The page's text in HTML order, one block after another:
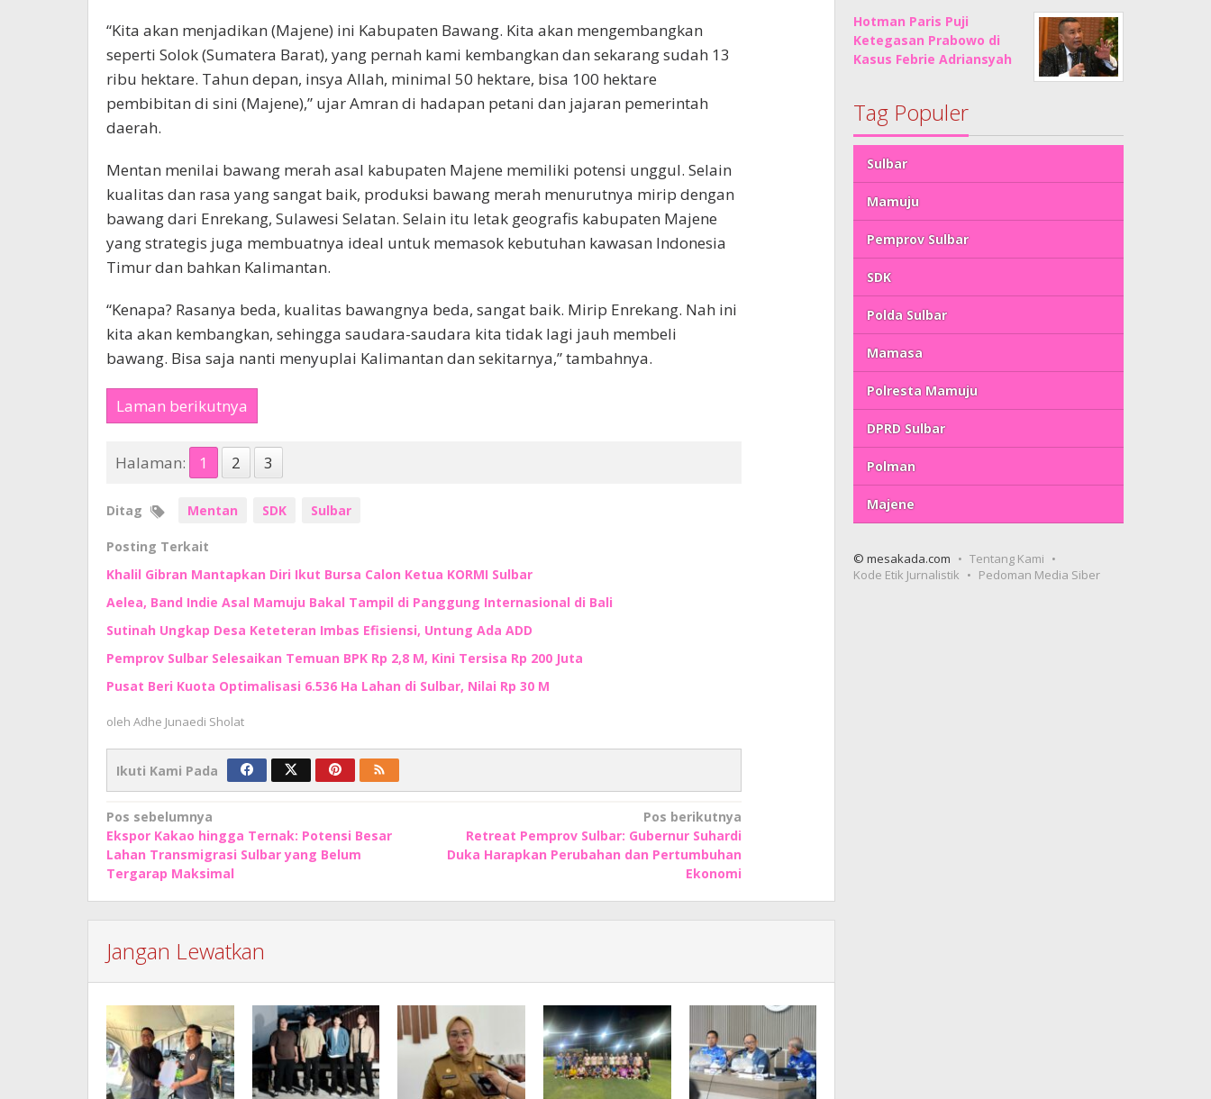
“Kita akan menjadikan (Majene) ini Kabupaten Bawang. Kita akan mengembangkan
seperti Solok (Sumatera Barat), yang pernah kami kembangkan dan sekarang sudah 13
ribu hektare. Tahun depan, insya Allah, minimal 50 hektare, bisa 100 hektare
pembibitan di sini (Majene),” ujar Amran di hadapan petani dan jajaran pemerintah
daerah.
Mentan menilai bawang merah asal kabupaten Majene memiliki potensi unggul. Selain
kualitas dan rasa yang sangat baik, produksi bawang merah menurutnya mirip dengan
bawang dari Enrekang, Sulawesi Selatan. Selain itu letak geografis kabupaten Majene
yang strategis juga membuatnya ideal untuk memasok kebutuhan kawasan Indonesia
Timur dan bahkan Kalimantan.
“Kenapa? Rasanya beda, kualitas bawangnya beda, sangat baik. Mirip Enrekang. Nah ini
kita akan kembangkan, sehingga saudara-saudara kita tidak lagi jauh membeli
bawang. Bisa saja nanti menyuplai Kalimantan dan sekitarnya,” tambahnya.
Laman berikutnya
Halaman: 1 2 3
Ditag Mentan SDK Sulbar
Posting Terkait
Khalil Gibran Mantapkan Diri Ikut Bursa Calon Ketua KORMI Sulbar
Aelea, Band Indie Asal Mamuju Bakal Tampil di Panggung Internasional di Bali
Sutinah Ungkap Desa Keteteran Imbas Efisiensi, Untung Ada ADD
Pemprov Sulbar Selesaikan Temuan BPK Rp 2,8 M, Kini Tersisa Rp 200 Juta
Pusat Beri Kuota Optimalisasi 6.536 Ha Lahan di Sulbar, Nilai Rp 30 M
oleh Adhe Junaedi Sholat
Ikuti Kami Pada
Navigasi
pos
Pos sebelumnya
Ekspor Kakao hingga Ternak: Potensi Besar
Lahan Transmigrasi Sulbar yang Belum
Tergarap Maksimal
Pos berikutnya
Retreat Pemprov Sulbar: Gubernur Suhardi
Duka Harapkan Perubahan dan Pertumbuhan
Ekonomi
Jangan Lewatkan
Hotman Paris Puji
Ketegasan Prabowo di
Kasus Febrie Adriansyah
Tag Populer
Sulbar
Mamuju
Pemprov Sulbar
SDK
Polda Sulbar
Mamasa
Polresta Mamuju
DPRD Sulbar
Polman
Majene
© mesakada.com
Tentang Kami
Kode Etik Jurnalistik
Pedoman Media Siber